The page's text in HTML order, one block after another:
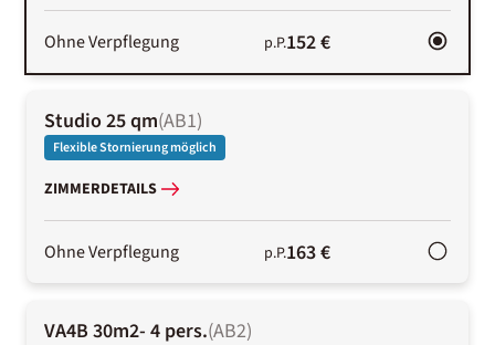
Ohne Verpflegung p.P.152 €
Studio 25 qm(AB1)
Flexible Stornierung möglich
ZIMMERDETAILS
Ohne Verpflegung p.P.163 €
VA4B 30m2- 4 pers.(AB2)